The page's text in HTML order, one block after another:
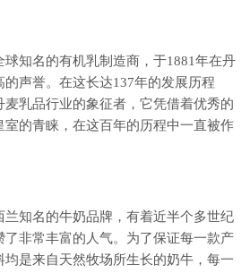
知名的有机乳制造商，于1881年在丹
声誉。在这长达137年的发展历程
乳品行业的象征者，它凭借着优秀的
室的青睐，在这百年的历程中一直被作
知名的牛奶品牌，有着近半个多世纪
了非常丰富的人气。为了保证每一款产
是来自天然牧场所生长的奶牛，每一